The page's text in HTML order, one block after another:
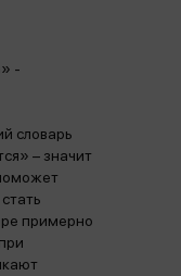
-
словарь
– значит
примерно